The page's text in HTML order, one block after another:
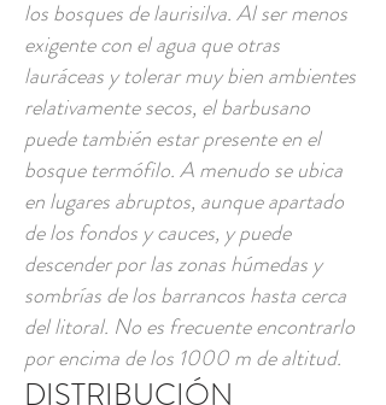
los bosques de laurisilva. Al ser menos
exigente con el agua que otras
lauráceas y tolerar muy bien ambientes
relativamente secos, el barbusano
puede también estar presente en el
bosque termófilo. A menudo se ubica
en lugares abruptos, aunque apartado
de los fondos y cauces, y puede
descender por las zonas húmedas y
sombrías de los barrancos hasta cerca
del litoral. No es frecuente encontrarlo
por encima de los 1000 m de altitud.
DISTRIBUCIÓN